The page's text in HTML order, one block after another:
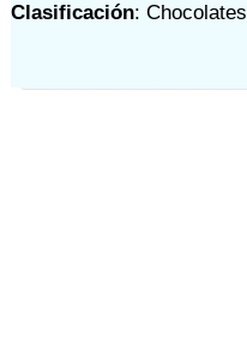
Clasificación: Chocolates